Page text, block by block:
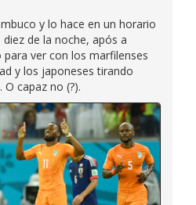
y lo hace en un horario
de la noche, após a
para ver con los marfilenses
y los japoneses tirando
capaz no (?).